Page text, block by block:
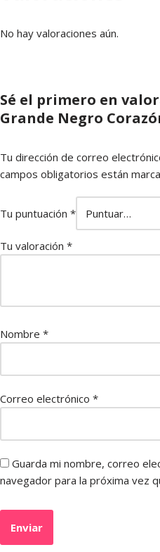
No hay valoraciones aún.
Sé el primero en
Grande Negro
Tu dirección de correo
campos obligatorios están
Tu puntuación *
Tu valoración *
Nombre *
Correo electrónico *
Guarda mi nombre, correo
navegador para la próxima vez